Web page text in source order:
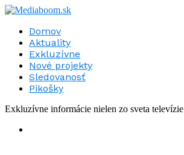
Domov
Aktuality
Exkluzívne
Nové projekty
Sledovanosť
Pikošky
Exkluzívne informácie nielen zo sveta televízie